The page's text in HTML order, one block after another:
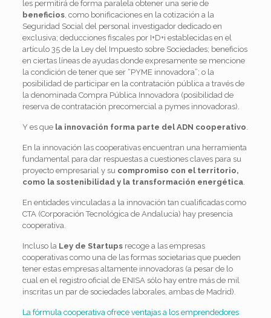
les permitirá de forma paralela obtener una serie de
beneficios, como bonificaciones en la cotización a la
Seguridad Social del personal investigador dedicado en
exclusiva; deducciones fiscales por I+D+i establecidas en el
artículo 35 de la Ley del Impuesto sobre Sociedades; beneficios
en ciertas líneas de ayudas donde expresamente se mencione
la condición de tener que ser “PYME innovadora”; o la
posibilidad de participar en la contratación pública a través de
la denominada Compra Pública Innovadora (posibilidad de
reserva de contratación precomercial a pymes innovadoras).
Y es que la innovación forma parte del ADN cooperativo
En la innovación las cooperativas encuentran una herramienta
fundamental para dar respuestas a cuestiones claves para su
proyecto empresarial y su compromiso con el territorio,
como la sostenibilidad y la transformación energética.
En entidades vinculadas a la innovación tan cualificadas como
CTA (Corporación Tecnológica de Andalucía) hay presencia
cooperativa.
Incluso la Ley de Startupsrecoge a las empresas
cooperativas como una de las formas societarias que pueden
tener estas empresas altamente innovadoras (a pesar de lo
cual en el registro oficial de ENISA sólo hay entre más de mil
inscritas un par de sociedades laborales, ambas de Madrid).
La fórmula cooperativa ofrece ventajas a los emprendedores